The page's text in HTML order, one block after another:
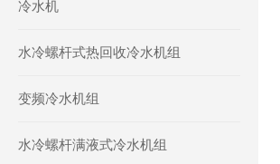
冷水机
水冷螺杆式热回收冷水机组
变频冷水机组
水冷螺杆满液式冷水机组